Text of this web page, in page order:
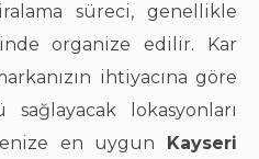
süreci, genellikle
organize edilir. Kar
ihtiyacına göre
lokasyonları
en uygun Kayseri